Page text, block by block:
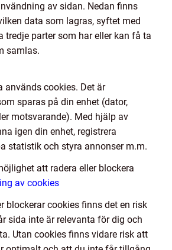
av sidan. Nedan finns
data som lagras, syftet med
tredje parter som har eller kan få ta
samlas.
används cookies. Det är
sparas på din enhet (dator,
motsvarande). Med hjälp av
igen din enhet, registrera
statistik och styra annonser m.m.
att radera eller blockera
av cookies
blockerar cookies finns det en risk
sida inte är relevanta för dig och
Utan cookies finns vidare risk att